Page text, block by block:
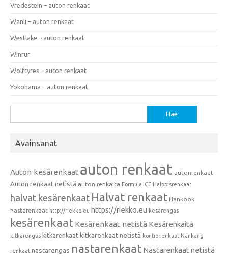
Vredestein – auton renkaat
Wanli – auton renkaat
Westlake – auton renkaat
Winrur
Wolftyres – auton renkaat
Yokohama – auton renkaat
Avainsanat
Auton kesärenkaat auton renkaat autonrenkaat
Auton renkaat netistä auton renkaita Formula ICE Halppisrenkaat
halvat kesärenkaat Halvat renkaat Hankook
nastarenkaat http://riekko.eu https://riekko.eu kesärengas
kesärenkaat Kesärenkaat netistä Kesärenkaita
kitkarengas kitkarenkaat kitkarenkaat netistä kontio renkaat Nankang
renkaat nastarengas nastarenkaat Nastarenkaat netistä